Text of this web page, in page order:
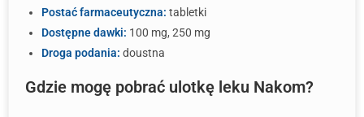
Postać farmaceutyczna: tabletki
Dostępne dawki: 100 mg, 250 mg
Droga podania: doustna
Gdzie mogę pobrać ulotkę leku Nakom?